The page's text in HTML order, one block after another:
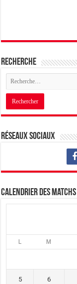
Recherche
Réseaux sociaux
Calendrier des matchs
L M
5 6